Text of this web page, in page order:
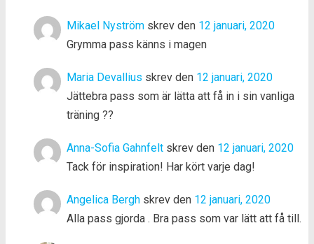
Mikael Nyström skrev den 12 januari, 2020
Grymma pass känns i magen
Maria Devallius skrev den 12 januari, 2020
Jättebra pass som är lätta att få in i sin vanliga
träning ??
Anna-Sofia Gahnfelt skrev den 12 januari, 2020
Tack för inspiration! Har kört varje dag!
Angelica Bergh skrev den 12 januari, 2020
Alla pass gjorda . Bra pass som var lätt att få till.